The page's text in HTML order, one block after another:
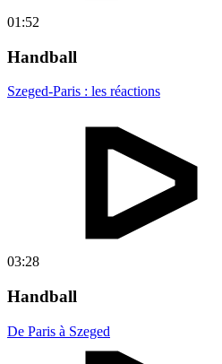
01:52
Handball
Szeged-Paris : les réactions
03:28
Handball
De Paris à Szeged